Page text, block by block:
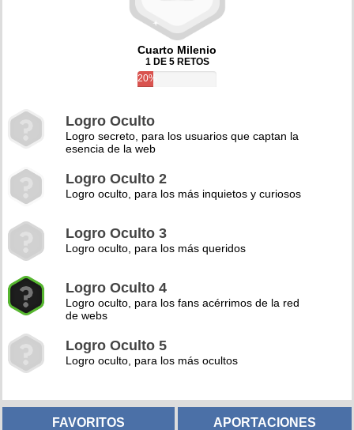
Cuarto Milenio
1 DE 5 RETOS
20%
Logro Oculto
Logro secreto, para los usuarios que captan la
esencia de la web
Logro Oculto 2
Logro oculto, para los más inquietos y curiosos
Logro Oculto 3
Logro oculto, para los más queridos
Logro Oculto 4
Logro oculto, para los fans acérrimos de la red
de webs
Logro Oculto 5
Logro oculto, para los más ocultos
FAVORITOS APORTACIONES